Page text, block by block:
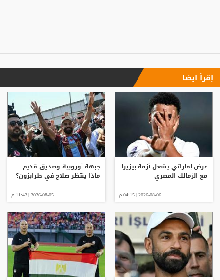
إقرأ ايضا
عرض إماراتي يشعل أزمة بيزيرا
مع الزمالك المصري
2026-08-06 | 04:15 م
جبهة أوروبية وصديق قديم..
ماذا ينتظر صلاح في طرابزون؟
2026-08-05 | 11:42 م